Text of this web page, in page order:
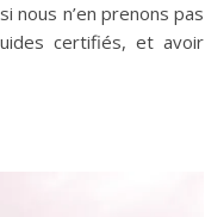
n’en prenons pas
certifiés, et avoir